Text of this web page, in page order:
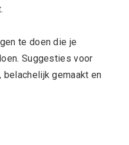
te doen die je
Suggesties voor
gemaakt en